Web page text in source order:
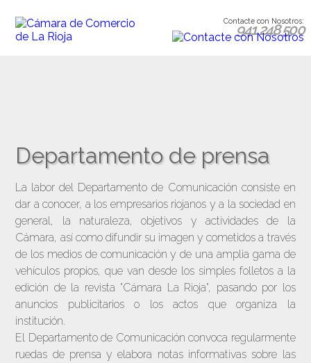
Contacte con Nosotros:
941 248 500
Departamento de prensa
La labor del Departamento de Comunicación consiste en
dar a conocer, a los empresarios riojanos y a la sociedad en
general, la naturaleza, objetivos y actividades de la
Cámara, así como difundir su imagen y cometidos a través
de los medios de comunicación y de una amplia gama de
vehículos propios, que van desde los simples folletos a la
edición de la revista "Cámara La Rioja", pasando por los
anuncios publicitarios o los actos que organiza la
institución.
El Departamento de Comunicación convoca regularmente
ruedas de prensa y elabora notas informativas sobre las